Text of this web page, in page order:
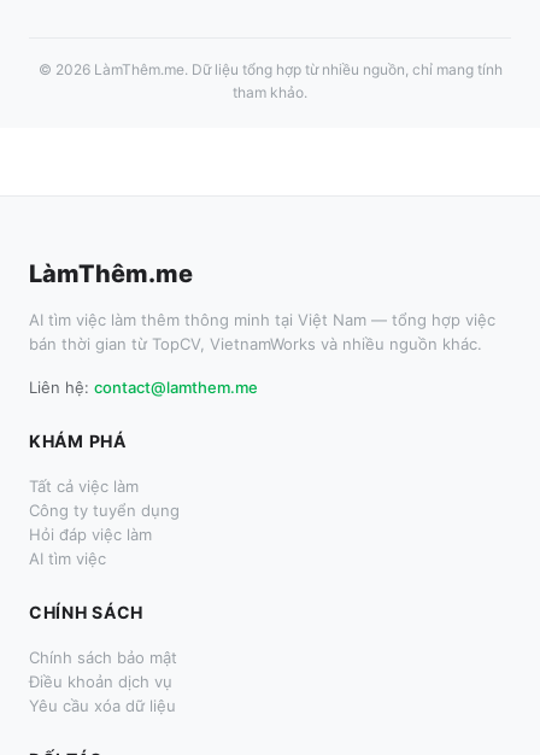
© 2026 LàmThêm.me. Dữ liệu tổng hợp từ nhiều nguồn, chỉ mang tính
tham khảo.
LàmThêm.me
AI tìm việc làm thêm thông minh tại Việt Nam — tổng hợp việc
bán thời gian từ TopCV, VietnamWorks và nhiều nguồn khác.
Liên hệ: contact@lamthem.me
KHÁM PHÁ
Tất cả việc làm
Công ty tuyển dụng
Hỏi đáp việc làm
AI tìm việc
CHÍNH SÁCH
Chính sách bảo mật
Điều khoản dịch vụ
Yêu cầu xóa dữ liệu